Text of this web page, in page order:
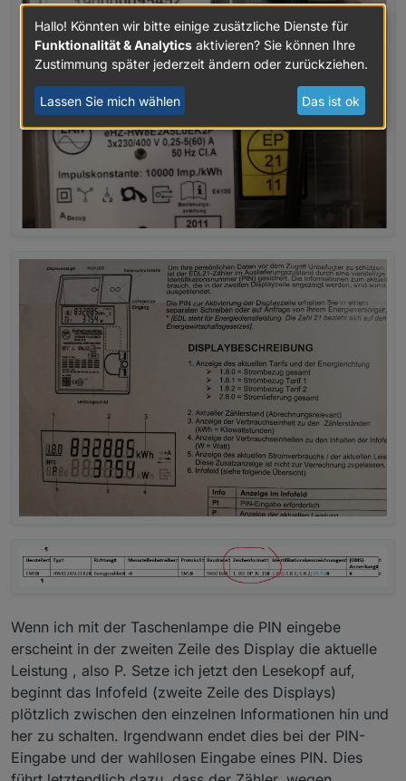
Wenn ich mit der Taschenlampe die PIN eingebe
erscheint in der zweiten Zeile des Display die aktuelle
Leistung , also P. Setze ich jetzt den Lesekopf auf,
beginnt das Infofeld (zweite Zeile des Displays)
plötzlich zwischen den einzelnen Informationen hin und
her zu schalten. Irgendwann endet dies bei der PIN-
Eingabe und der wahllosen Eingabe eines PIN. Dies
Hallo! Könnten wir bitte einige zusätzliche Dienste für
Funktionalität & Analytics aktivieren? Sie können Ihre
Zustimmung später jederzeit ändern oder zurückziehen.
Lassen Sie mich wählen Das ist ok